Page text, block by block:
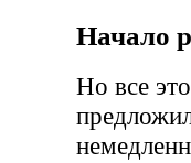
Начало
Но все